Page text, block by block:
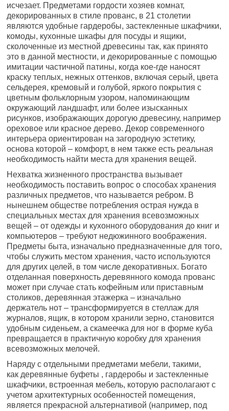
исчезает. Предметами гордости хозяев комнат,
декорированных в стиле прованс, в 21 столетии
являются удобные гардеробы, застекленные шкафчики,
комоды, кухонные шкафы для посуды и ящики,
сколоченные из местной древесины так, как принято
это в данной местности, и декорированные с помощью
имитации частичной патины, когда кое-где наносят
краску теплых, нежных оттенков, включая серый, цвета
сельдерея, кремовый и голубой, яркого покрытия с
цветным фольклорным узором, напоминающим
окружающий ландшафт, или более изысканных
рисунков, изображающих дорогую древесину, например
ореховое или красное дерево. Декор современного
интерьера ориентирован на загородную эстетику,
основа которой – комфорт, в нем также есть реальная
необходимость найти места для хранения вещей.
Нехватка жизненного пространства вызывает
необходимость поставить вопрос о способах хранения
различных предметов, что называется ребром. В
нынешнем обществе потребления острая нужда в
специальных местах для хранения всевозможных
вещей – от одежды и кухонного оборудования до книг и
компьютеров – требуют недюжинного воображения.
Предметы быта, изначально предназначенные для того,
чтобы служить местом хранения, часто используются
для других целей, в том числе декоративных. Богато
отделанная поверхность деревянного комода прованс
может при случае стать кофейным или приставным
столиков, деревянная этажерка – изначально
держатель нот – трансформируется в стеллаж для
журналов, ящик, в котором хранили зерно, становится
удобным сиденьем, а скамеечка для ног в форме куба
превращается в практичную коробку для хранения
всевозможных мелочей.
Наряду с отдельными предметами мебели, такими,
как деревянные буфеты , гардеробы и застекленные
шкафчики, встроенная мебель, которую располагают с
учетом архитектурных особенностей помещения,
является прекрасной альтернативой (например, под